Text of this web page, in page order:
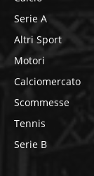
Serie A
Altri Sport
Motori
Calciomercato
Scommesse
Tennis
Serie B